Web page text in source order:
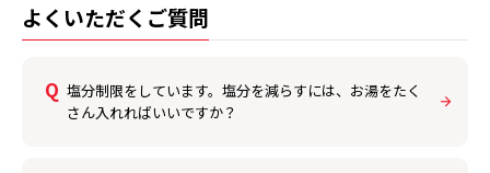
よくいただくご質問
塩分制限をしています。塩分を減らすには、お湯をたく
さん入れればいいですか？